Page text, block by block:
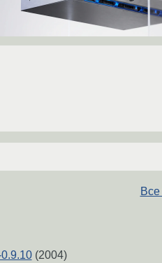
(2004)